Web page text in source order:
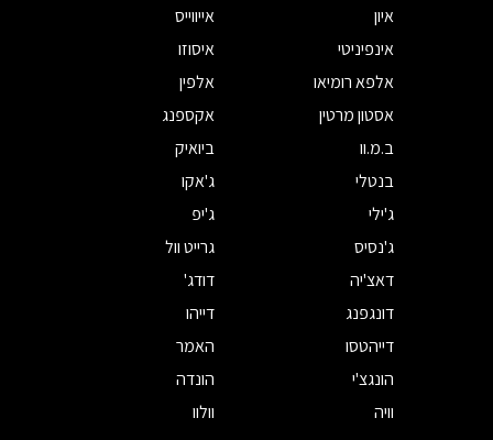
איון
אייווייס
אינפיניטי
איסוזו
אלפא רומיאו
אלפין
אסטון מרטין
אקספנג
ב.מ.וו
ביואיק
בנטלי
ג'אקו
ג'ילי
ג'יפ
ג'נסיס
גרייט וול
דאצ'יה
דודג'
דונגפנג
דייהו
דייהטסו
האמר
הונגצ'י
הונדה
וויה
וולוו